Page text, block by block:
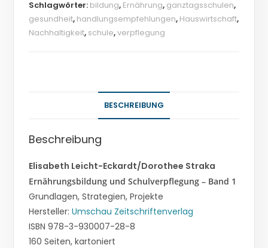
Schlagwörter: bildung, Ernährung, ganztagsschulen,
gesundheit, handlungsempfehlungen, Hauswirtschaft,
Nachhaltigkeit, schule,verpflegung
BESCHREIBUNG
Beschreibung
Elisabeth Leicht-Eckardt/Dorothee Straka
Ernährungsbildung und Schulverpflegung – Band 1
Grundlagen, Strategien, Projekte
Hersteller:Umschau Zeitschriftenverlag
ISBN 978-3-930007-28-8
160 Seiten, kartoniert